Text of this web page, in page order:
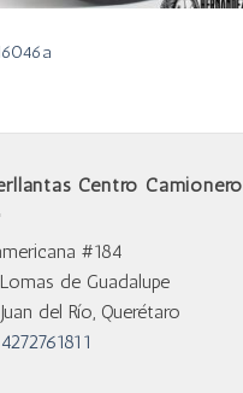
Centro Camionero
#184
de Guadalupe
del Río, Querétaro
4272761811